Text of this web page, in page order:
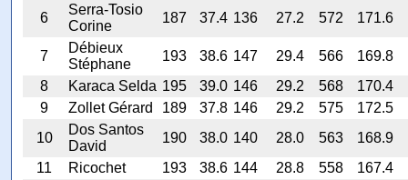
6
Serra-Tosio
Corine
187 37.4 136 27.2 572 171.6
7
Débieux
Stéphane
193 38.6 147 29.4 566 169.8
8
Karaca Selda 195 39.0 146 29.2 568 170.4
9
Zollet Gérard 189 37.8 146 29.2 575 172.5
10
Dos Santos
David
190 38.0 140 28.0 563 168.9
11
Ricochet 193 38.6 144 28.8 558 167.4